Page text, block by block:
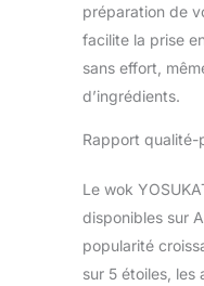
préparation de
facilite la prise
sans effort,
d’ingrédients.
Rapport
Le wok
disponibles sur
popularité
sur 5 étoiles, les